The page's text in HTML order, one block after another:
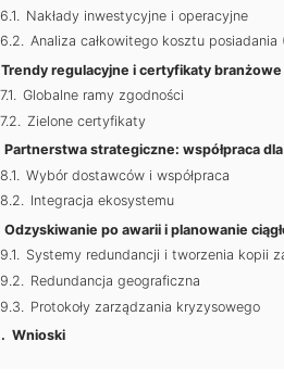
Nakłady inwestycyjne i operacyjne
Analiza całkowitego kosztu posiadania
Trendy regulacyjne i certyfikaty branżowe
Globalne ramy zgodności
Zielone certyfikaty
Partnerstwa strategiczne: współpraca
Wybór dostawców i współpraca
Integracja ekosystemu
Odzyskiwanie po awarii i planowanie
Systemy redundancji i tworzenia kopii
Redundancja geograficzna
Protokoły zarządzania kryzysowego
Wnioski